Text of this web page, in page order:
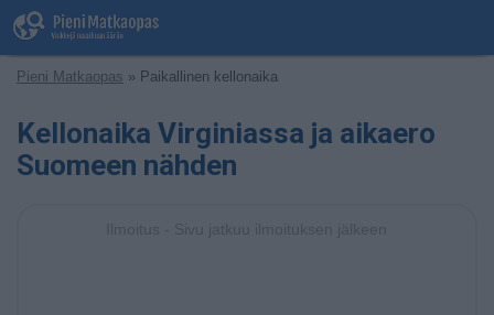
Pieni Matkaopas » Paikallinen kellonaika
Kellonaika Virginiassa ja aikaero
Suomeen nähden